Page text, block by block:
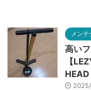
メンテ
高い
【
HEAD